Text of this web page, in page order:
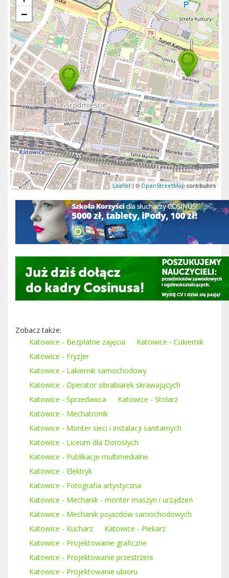
−
Leaflet | © OpenStreetMap contributors
Zobacz także:
Katowice - Bezpłatne zajęcia
Katowice - Cukiernik
Katowice - Fryzjer
Katowice - Lakiernik samochodowy
Katowice - Operator obrabiarek skrawających
Katowice - Sprzedawca
Katowice - Stolarz
Katowice - Mechatronik
Katowice - Monter sieci i instalacji sanitarnych
Katowice - Liceum dla Dorosłych
Katowice - Publikacje multimedialne
Katowice - Elektryk
Katowice - Fotografia artystyczna
Katowice - Mechanik - monter maszyn i urządzeń
Katowice - Mechanik pojazdów samochodowych
Katowice - Kucharz
Katowice - Piekarz
Katowice - Projektowanie graficzne
Katowice - Projektowanie przestrzeni
Katowice - Projektowanie ubioru